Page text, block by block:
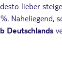
lieber
Naheliegend,
Deutschlands